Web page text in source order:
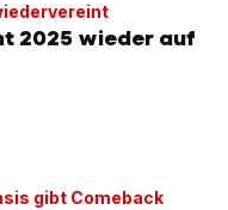
2025 wieder auf
gibt Comeback